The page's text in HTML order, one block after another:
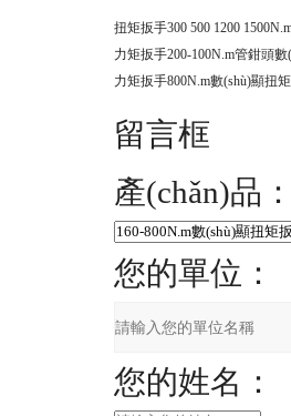
留言框
產(chǎn)品
您的單位：
您的姓名：